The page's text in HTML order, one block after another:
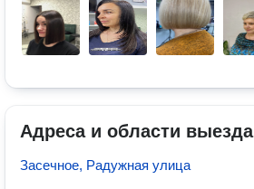
Адреса и области выезда
Засечное, Радужная улица